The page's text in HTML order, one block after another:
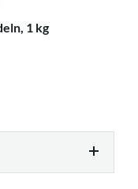
1 kg